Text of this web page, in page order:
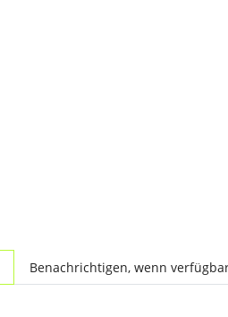
Benachrichtigen, wenn